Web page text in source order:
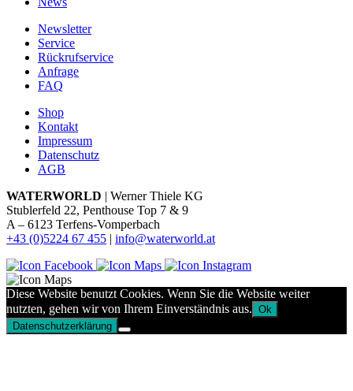
Newsletter
Service
Rückrufservice
Anfrage
FAQ
Shop
Kontakt
Impressum
Datenschutz
AGB
WATERWORLD | Werner Thiele KG
Stublerfeld 22, Penthouse Top 7 & 9
A – 6123 Terfens-Vomperbach
+43 (0)5224 67 455 | info@waterworld.at
Diese Website benutzt Cookies. Wenn Sie die Website weiter
nutzten, gehen wir von Ihrem Einverständnis aus. Ok
Datenschutzerklärung